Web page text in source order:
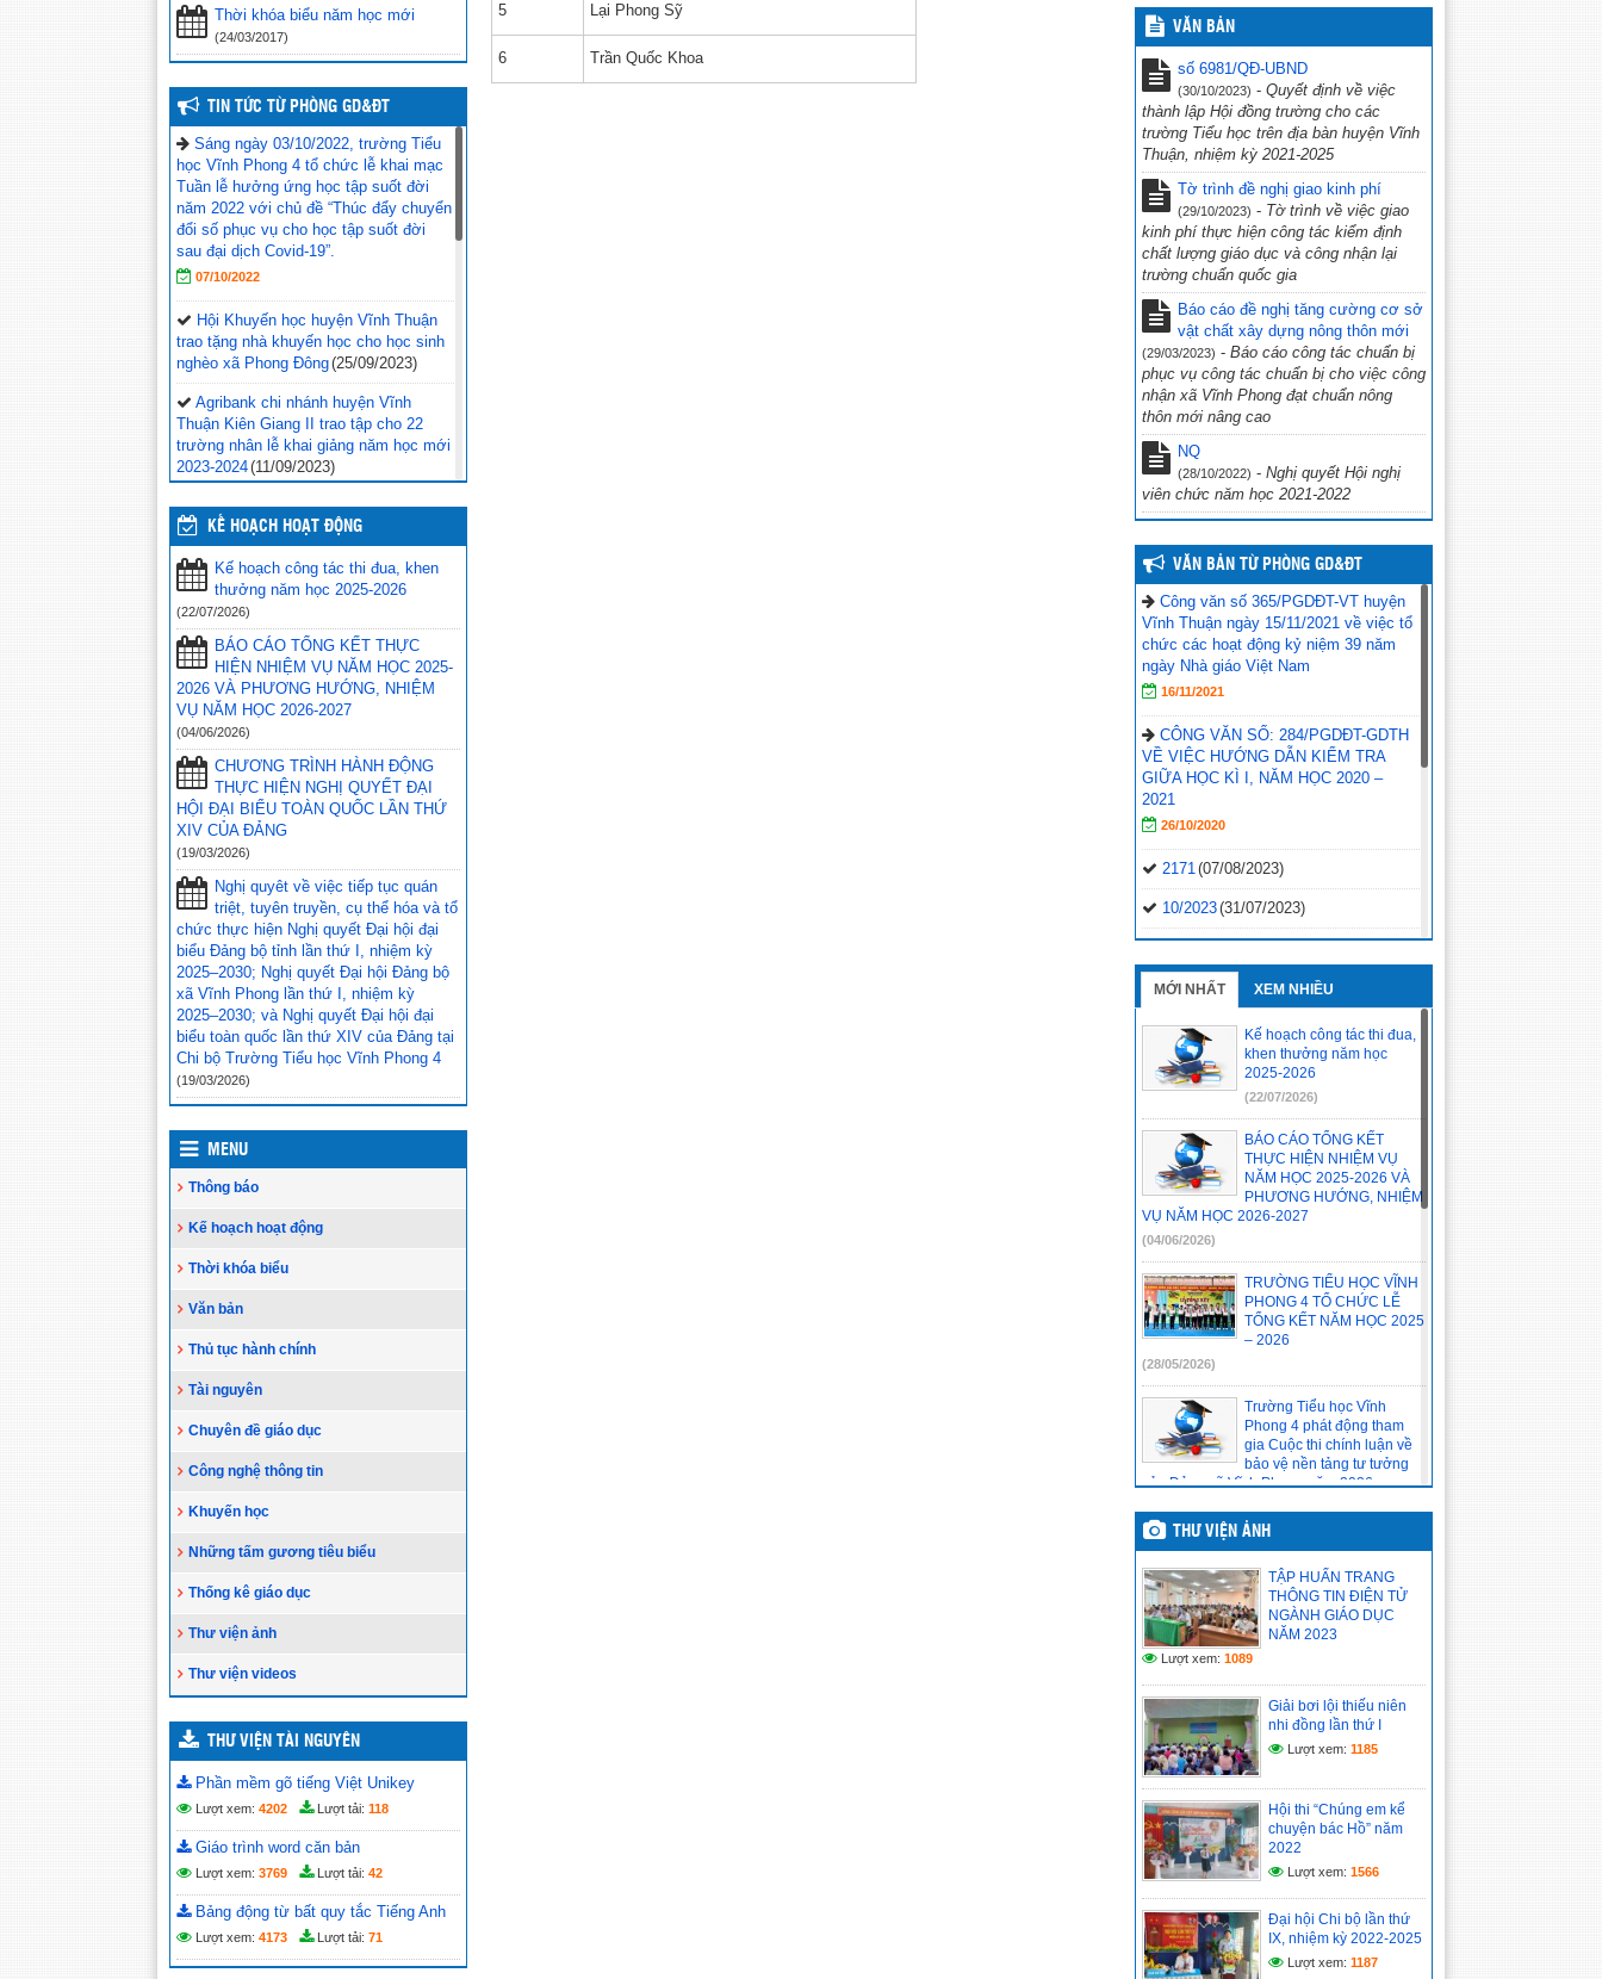
5 Lại Phong Sỹ
6 Trần Quốc Khoa
Thời khóa biểu năm học mới
(24/03/2017)
TIN TỨC TỪ PHÒNG GD&ĐT
Sáng ngày 03/10/2022, trường Tiểu
học Vĩnh Phong 4 tổ chức lễ khai mạc
Tuần lễ hưởng ứng học tập suốt đời
năm 2022 với chủ đề “Thúc đẩy chuyển
đổi số phục vụ cho học tập suốt đời
sau đại dịch Covid-19”.
07/10/2022
Hội Khuyến học huyện Vĩnh Thuận
trao tặng nhà khuyến học cho học sinh
nghèo xã Phong Đông(25/09/2023)
Agribank chi nhánh huyện Vĩnh
Thuận Kiên Giang II trao tập cho 22
trường nhân lễ khai giảng năm học mới
2023-2024(11/09/2023)
Đồng chí Nguyễn Văn Sạch dự lễ
khai giảng năm học mới tại huyện Vĩnh
Thuận(05/09/2023)
Thư của Chủ tịch nước Võ Văn
Thưởng gửi ngành giáo dục nhân dịp
khai giảng năm học 2023-
2024 (04/09/2023)
Phối hợp với ngành giáo dục trên địa
bàn huyện Vĩnh Thuận trong công tác
thu hộ học phí
Vĩnh Thuận sẵn sàng cho năm học
mới 2023-2024 (30/08/2023)
Tổng kết năm học 2022-2023 và triển
khai phương hướng, nhiệm vụ trọng
tâm năm học 2023-2024
(30/08/2023)
Trao 20 suất quà cho học sinh có
hoàn cảnh khó khăn trước thềm năm
học mới (25/08/2023)
Toà án nhân dân tỉnh Kiên Giang
tặng Quỹ khuyến học huyện Vĩnh
Thuận trước thềm năm học 2023-
2024(15/08/2023)
Đẩy nhanh tiến độ thi công “Công
tặng học sinh nghèo vượt khó học giỏi
hiện chưa có nhà ở(10/08/2023)
KẾ HOẠCH HOẠT ĐỘNG
Kế hoạch công tác thi đua, khen
thưởng năm học 2025-2026
(22/07/2026)
BÁO CÁO TỔNG KẾT THỰC
HIỆN NHIỆM VỤ NĂM HỌC 2025-
2026 VÀ PHƯƠNG HƯỚNG, NHIỆM
VỤ NĂM HỌC 2026-2027
(04/06/2026)
CHƯƠNG TRÌNH HÀNH ĐỘNG
THỰC HIỆN NGHỊ QUYẾT ĐẠI
HỘI ĐẠI BIỂU TOÀN QUỐC LẦN THỨ
XIV CỦA ĐẢNG
(19/03/2026)
Nghị quyêt về việc tiếp tục quán
triệt, tuyên truyền, cụ thể hóa và tổ
chức thực hiện Nghị quyết Đại hội đại
biểu Đảng bộ tỉnh lần thứ I, nhiệm kỳ
2025–2030; Nghị quyết Đại hội Đảng bộ
xã Vĩnh Phong lần thứ I, nhiệm kỳ
2025–2030; và Nghị quyết Đại hội đại
biểu toàn quốc lần thứ XIV của Đảng tại
Chi bộ Trường Tiểu học Vĩnh Phong 4
(19/03/2026)
MENU
Thông báo
Kế hoạch hoạt động
Thời khóa biểu
Văn bản
Thủ tục hành chính
Tài nguyên
Chuyên đề giáo dục
Công nghệ thông tin
Khuyến học
Những tấm gương tiêu biểu
Thống kê giáo dục
Thư viện ảnh
Thư viện videos
THƯ VIỆN TÀI NGUYÊN
Phần mềm gõ tiếng Việt Unikey
Lượt xem: 4202 Lượt tải: 118
Giáo trình word căn bản
Lượt xem: 3769 Lượt tải: 42
Bảng động từ bất quy tắc Tiếng Anh
Lượt xem: 4173 Lượt tải: 71
CV số 388/SCT-QLCN Kiên Giang,
ngày 20 tháng 3 năm 2023 v/v phối hợp
tổ chức các hoạt động tuyên truyền,
hưởng ứng Chiến dịch Giờ Trái đất
năm 2023 (23/03/2023)
Hội thi tìm hiểu “Cuộc đời và sự
nghiệp cách mạng cố Thủ tướng Chính
phủ Võ Văn Kiệt” (31/10/2022)
CV 1736/UBND-NC CỦA UBND
TỈNH KIÊN GIANG NGÀY 23/9/2022
VỀ VIỆC THỰC HIỆN CÔNG TÁC
PHÒNG, CHỐNG TỘI PHẠM SỬ
DỤNG CÔNG NGHỆ CAO. (29/09/2022)
CV số 2870/SGDĐT-VP, Kiên Giang
ngày 26/9/2022 của Sở Giáo dục & Đào
tạo Kiên Giang về việc chủ động ứng
phó với bão số 4 năm 2022
Công văn số 234/PGDĐT, ngày 16
tháng 9 năm 2022 của phòng Giáo dục
và Đào tạo Vĩnh Thuận về việc hưởng
ứng “Ngày toàn dân phòng cháy và
chữa cháy” năm 2022. (19/09/2022)
VĂN BẢN
số 6981/QĐ-UBND
(30/10/2023) - Quyết định về việc
thành lập Hội đồng trường cho các
trường Tiểu học trên địa bàn huyện Vĩnh
Thuận, nhiệm kỳ 2021-2025
Tờ trình đề nghị giao kinh phí
(29/10/2023) - Tờ trình về việc giao
kinh phí thực hiện công tác kiểm định
chất lượng giáo dục và công nhận lại
trường chuẩn quốc gia
Báo cáo đề nghị tăng cường cơ sở
vật chất xây dựng nông thôn mới
(29/03/2023) - Báo cáo công tác chuẩn bị
phục vụ công tác chuẩn bị cho việc công
nhận xã Vĩnh Phong đạt chuẩn nông
thôn mới nâng cao
NQ
(28/10/2022) - Nghị quyết Hội nghị
viên chức năm học 2021-2022
VĂN BẢN TỪ PHÒNG GD&ĐT
Công văn số 365/PGDĐT-VT huyện
Vĩnh Thuận ngày 15/11/2021 về việc tổ
chức các hoạt động kỷ niệm 39 năm
ngày Nhà giáo Việt Nam
16/11/2021
CÔNG VĂN SỐ: 284/PGDĐT-GDTH
VỀ VIỆC HƯỚNG DẪN KIỂM TRA
GIỮA HỌC KÌ I, NĂM HỌC 2020 –
2021
26/10/2020
2171(07/08/2023)
10/2023(31/07/2023)
1814/KL-BGDĐT(07/02/2023)
2496-QD-UBND (10/10/2022)
2495-QD-UBND(10/10/2022)
2494-QD-UBND(10/10/2022)
888/TB-UBND(31/08/2022)
2397/QĐ-UBND (26/08/2022)
31/2022/NQ-HĐND(16/08/2022)
MỚI NHẤT XEM NHIỀU
Kế hoạch công tác thi đua,
khen thưởng năm học
2025-2026
(22/07/2026)
BÁO CÁO TỔNG KẾT
THỰC HIỆN NHIỆM VỤ
NĂM HỌC 2025-2026 VÀ
PHƯƠNG HƯỚNG, NHIỆM
VỤ NĂM HỌC 2026-2027
(04/06/2026)
TRƯỜNG TIỂU HỌC VĨNH
PHONG 4 TỔ CHỨC LỄ
TỔNG KẾT NĂM HỌC 2025
– 2026
(28/05/2026)
Trường Tiểu học Vĩnh
Phong 4 phát động tham
gia Cuộc thi chính luận về
bảo vệ nền tảng tư tưởng
của Đảng xã Vĩnh Phong năm 2026
Tập thể Đảng viên, viên
chức, người lao động của
đơn vị tham gia học tập
Nghị quyết Hội nghị lần thứ
hai Ban Chấp hành Trung ương Đảng khoá
XIV
(14/05/2026)
Chi bộ cơ sở trường Tiểu
học Vĩnh Phong 4 báo cáo
kết quả tổ chức học tập,
quán triệt Nghị quyết Hội
nghị lần thứ hai Ban Chấp hành Trung
ương Đảng khóa XIV
(14/05/2026)
CHI BỘ CƠ SỞ TRƯỜNG
TỔ CHỨC HỌC TẬP, QUÁN
TRIỆT NGHỊ QUYẾT HỘI
NGHỊ LẦN THỨ II BAN CHẤP HÀNH
TRUNG ƯƠNG ĐẢNG KHÓA XIV
THƯ VIỆN ẢNH
TẬP HUẤN TRANG
THÔNG TIN ĐIỆN TỬ
NGÀNH GIÁO DỤC
NĂM 2023
Lượt xem: 1089
Giải bơi lội thiếu niên
nhi đồng lần thứ I
Lượt xem: 1185
Hội thi “Chúng em kể
chuyện bác Hồ” năm
2022
Lượt xem: 1566
Đại hội Chi bộ lần thứ
IX, nhiệm kỳ 2022-2025
Lượt xem: 1187